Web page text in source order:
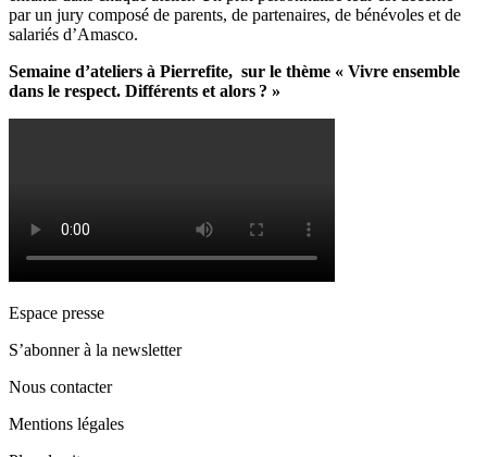
par un jury composé de parents, de partenaires, de bénévoles et de
salariés d’Amasco.
Semaine d’ateliers à Pierrefite, sur le thème « Vivre ensemble
dans le respect. Différents et alors ? »
Espace presse
S’abonner à la newsletter
Nous contacter
Mentions légales